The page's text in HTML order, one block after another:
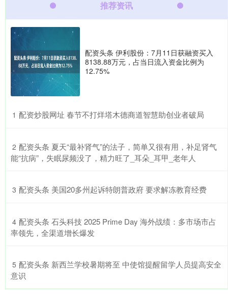
推荐资讯
配资头条 伊利股份：7月11日获融资买入
8138.88万元，占当日流入资金比例为
12.75%
1 ​配资炒股网址 春节不打烊塔木德商道智慧助创业者破局
2 ​配资头条 夏天“最补肾气”的法子，简单又很有用，补足肾气
能“抗病”，失眠尿频没了，精力旺了_耳朵_耳甲_老年人
3 ​配资头条 美国20多州起诉特朗普政府 要求解冻教育经费
4 ​配资头条 石头科技 2025 Prime Day 海外战绩：多市场市占
率领先，全渠道增长爆发
5 ​配资头条 新西兰学校暑期将至 中使馆提醒留学人员提高安全
意识